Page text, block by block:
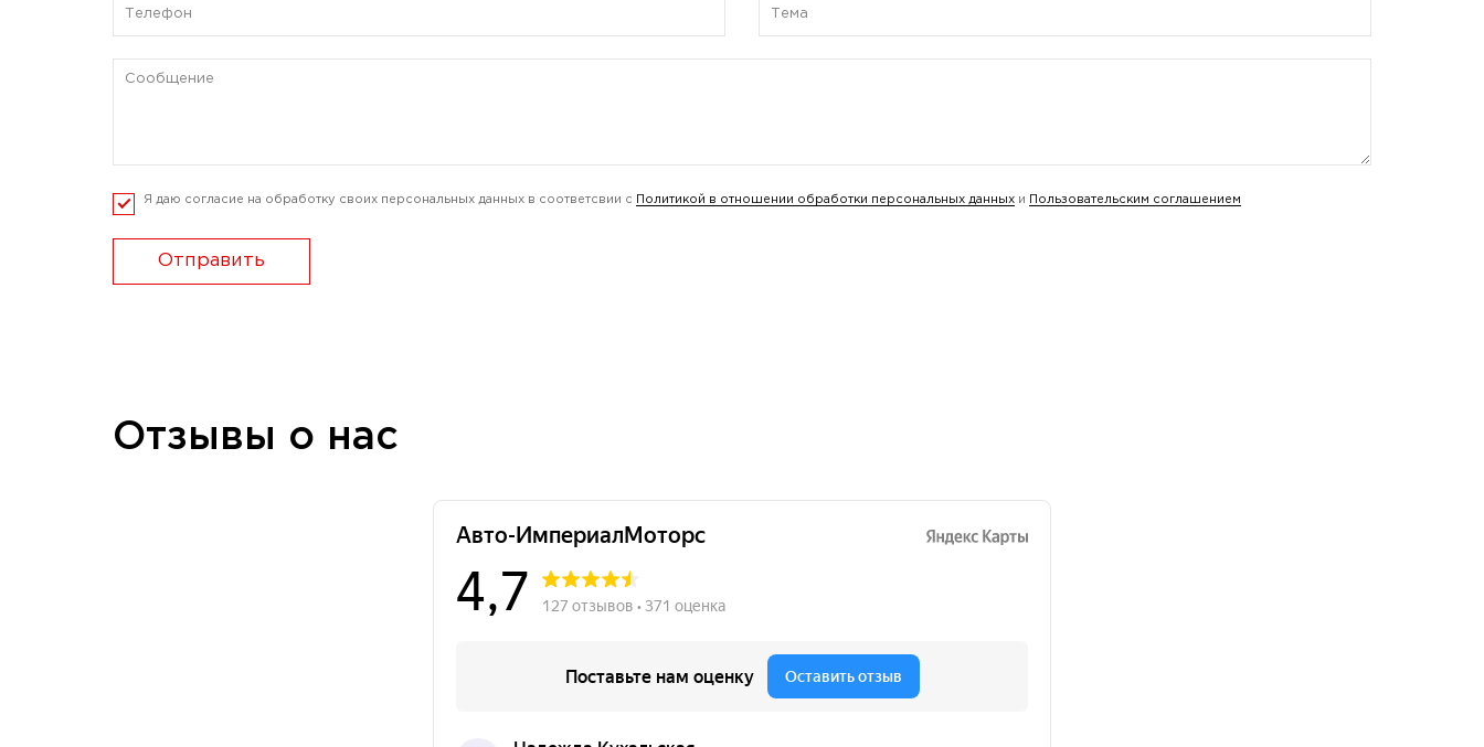
Я даю согласие на обработку своих персональных данных в соответсвии с Политикой в отношении обработки персональных данных и Пользовательским соглашением
Отправить
Отзывы о нас